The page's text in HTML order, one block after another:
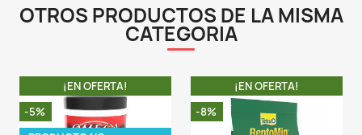
desarrollo completo de una coloración rica y hermosa.
- La comida TetraPro™ tropical color Crisps
inmune de los peces con biotin.
- La comida TetraPro™ tropical color Crisps se
mediante un proceso de baja temperatura que
mayor cantidad de ingredientes naturales.